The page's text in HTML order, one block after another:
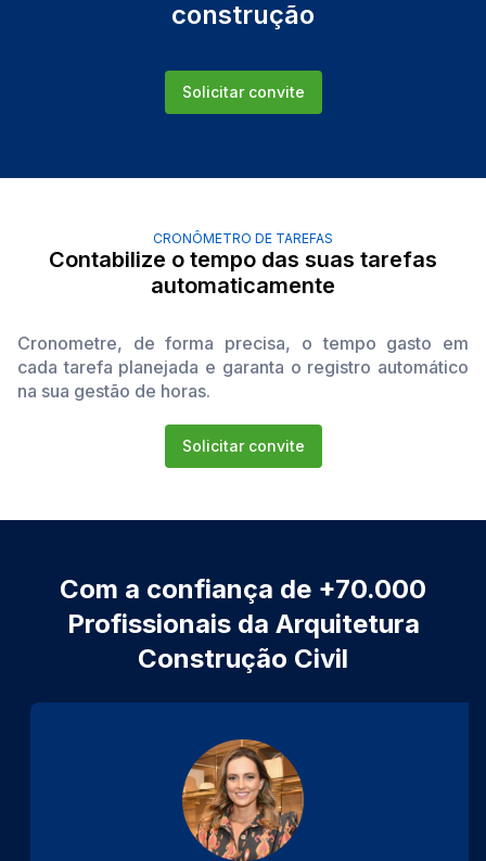
construção
Solicitar convite
CRONÔMETRO DE TAREFAS
Contabilize o tempo das suas tarefas
automaticamente
Cronometre, de forma precisa, o tempo gasto em
cada tarefa planejada e garanta o registro automático
na sua gestão de horas.
Solicitar convite
Com a confiança de +70.000
Profissionais da Arquitetura
Construção Civil